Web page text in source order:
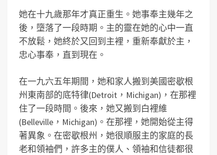
她在十九歲那年才真正重生。她事奉主幾年之
後，墮落了一段時期。主的靈在她的心中一直
不放鬆，她終於又回到主裡，重新奉獻於主，
忠心事奉，直到現在。
在一九六五年期間，她和家人搬到美國密歇根
州東南部的底特律(Detroit，Michigan)，在那裡
住了一段時間。後來，她又搬到白裡維
(Belleville，Michigan)。在那裡，她開始從主得
著異象。在密歇根州，她很順服主的家庭的長
老和領袖們，許多主的僕人、領袖和信徒都很